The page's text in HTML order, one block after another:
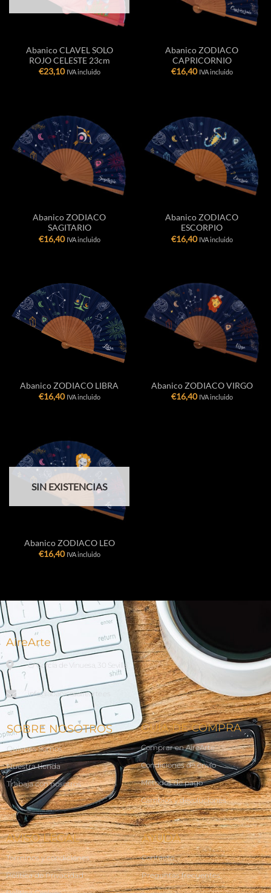
Abanico CLAVEL SOLO
ROJO CELESTE 23cm
€23,10 IVA incluido
Abanico ZODIACO
CAPRICORNIO
€16,40 IVA incluido
Abanico ZODIACO
SAGITARIO
€16,40 IVA incluido
Abanico ZODIACO
ESCORPIO
€16,40 IVA incluido
Abanico ZODIACO LIBRA
€16,40 IVA incluido
Abanico ZODIACO VIRGO
€16,40 IVA incluido
SIN EXISTENCIAS
Abanico ZODIACO LEO
€16,40 IVA incluido
AireArte
C/ García de Vinuesa, 30 Sevilla
info@abanicosairearte.es
SOBRE NOSOTROS
Quienes Somos
Nuestra tienda
Trabaja con nosotros
GUÍA DE COMPRA
Comprar en AireArte
Condiciones de envío
Métodos de pago
Cambios y devoluciones
AVISO LEGAL
Terminos y condiciones
Política de Privacidad
AYUDA
Contacto
Preguntas frecuentes